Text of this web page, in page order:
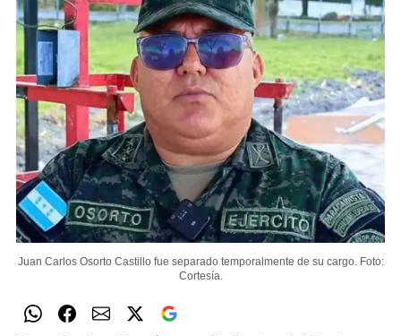
Juan Carlos Osorto Castillo fue separado temporalmente de su cargo. Foto:
Cortesía.